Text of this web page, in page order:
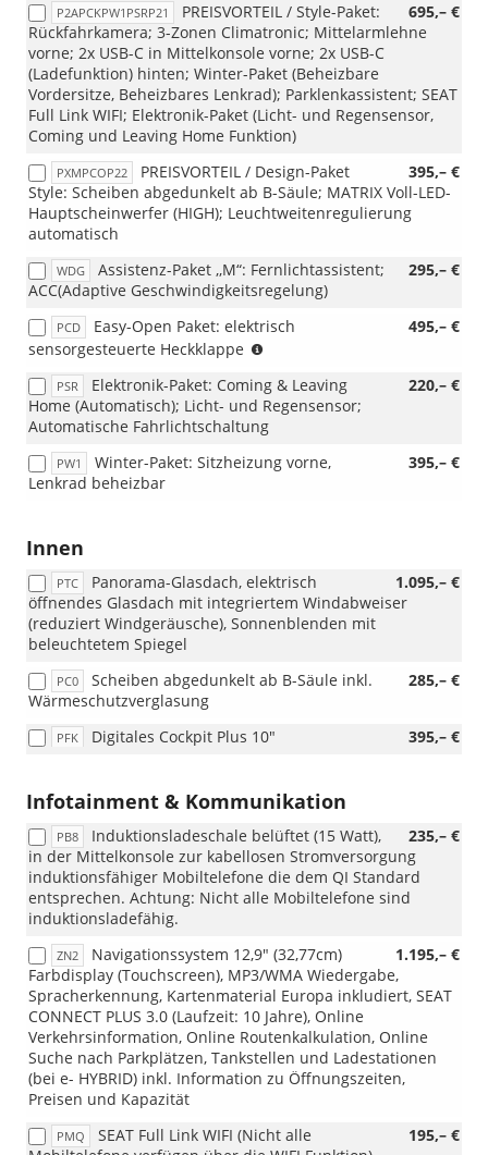
P2APCKPW1PSRP21 695,– €
PREISVORTEIL / Style-Paket:
Rückfahrkamera; 3-Zonen Climatronic; Mittelarmlehne
vorne; 2x USB-C in Mittelkonsole vorne; 2x USB-C
(Ladefunktion) hinten; Winter-Paket (Beheizbare
Vordersitze, Beheizbares Lenkrad); Parklenkassistent; SEAT
Full Link WIFI; Elektronik-Paket (Licht- und Regensensor,
Coming und Leaving Home Funktion)
PXMPCOP22 395,– €
PREISVORTEIL / Design-Paket
Style: Scheiben abgedunkelt ab B-Säule; MATRIX Voll-LED-
Hauptscheinwerfer (HIGH); Leuchtweitenregulierung
automatisch
WDG 295,– €
Assistenz-Paket ,,M“: Fernlichtassistent;
ACC(Adaptive Geschwindigkeitsregelung)
PCD 495,– €
Easy-Open Paket: elektrisch
sensorgesteuerte Heckklappe
erforderlich:
WDGZN2PQSWASPB8P30
(Technologie-
"M")
&
Go
inkl.
PSR 220,– €
Elektronik-Paket: Coming & Leaving
Home (Automatisch); Licht- und Regensensor;
Automatische Fahrlichtschaltung
PW1 395,– €
Winter-Paket: Sitzheizung vorne,
Lenkrad beheizbar
Innen
PTC 1.095,– €
Panorama-Glasdach, elektrisch
öffnendes Glasdach mit integriertem Windabweiser
(reduziert Windgeräusche), Sonnenblenden mit
beleuchtetem Spiegel
PC0 285,– €
Scheiben abgedunkelt ab B-Säule inkl.
Wärmeschutzverglasung
PFK 395,– €
Digitales Cockpit Plus 10"
Infotainment & Kommunikation
PB8 235,– €
Induktionsladeschale belüftet (15 Watt),
in der Mittelkonsole zur kabellosen Stromversorgung
induktionsfähiger Mobiltelefone die dem QI Standard
entsprechen. Achtung: Nicht alle Mobiltelefone sind
induktionsladefähig.
ZN2 1.195,– €
Navigationssystem 12,9" (32,77cm)
Farbdisplay (Touchscreen), MP3/WMA Wiedergabe,
Spracherkennung, Kartenmaterial Europa inkludiert, SEAT
CONNECT PLUS 3.0 (Laufzeit: 10 Jahre), Online
Verkehrsinformation, Online Routenkalkulation, Online
Suche nach Parkplätzen, Tankstellen und Ladestationen
(bei e- HYBRID) inkl. Information zu Öffnungszeiten,
Preisen und Kapazität
PMQ 195,– €
SEAT Full Link WIFI (Nicht alle